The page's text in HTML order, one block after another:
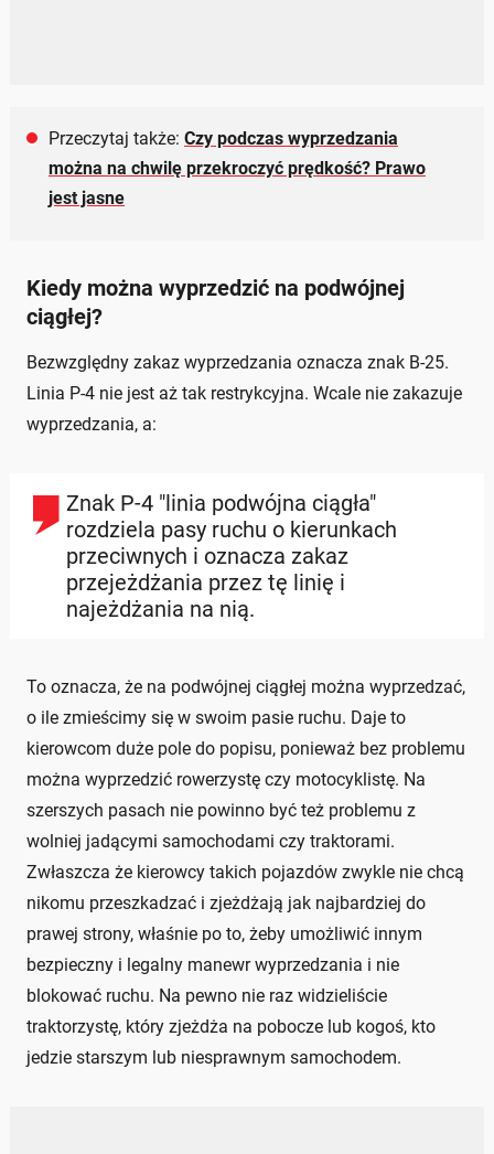
Przeczytaj także: Czy podczas wyprzedzania
można na chwilę przekroczyć prędkość? Prawo
jest jasne
Kiedy można wyprzedzić na podwójnej
ciągłej?
Bezwzględny zakaz wyprzedzania oznacza znak B-25.
Linia P-4 nie jest aż tak restrykcyjna. Wcale nie zakazuje
wyprzedzania, a:
Znak P-4 "linia podwójna ciągła"
rozdziela pasy ruchu o kierunkach
przeciwnych i oznacza zakaz
przejeżdżania przez tę linię i
najeżdżania na nią.
To oznacza, że na podwójnej ciągłej można wyprzedzać,
o ile zmieścimy się w swoim pasie ruchu. Daje to
kierowcom duże pole do popisu, ponieważ bez problemu
można wyprzedzić rowerzystę czy motocyklistę. Na
szerszych pasach nie powinno być też problemu z
wolniej jadącymi samochodami czy traktorami.
Zwłaszcza że kierowcy takich pojazdów zwykle nie chcą
nikomu przeszkadzać i zjeżdżają jak najbardziej do
prawej strony, właśnie po to, żeby umożliwić innym
bezpieczny i legalny manewr wyprzedzania i nie
blokować ruchu. Na pewno nie raz widzieliście
traktorzystę, który zjeżdża na pobocze lub kogoś, kto
jedzie starszym lub niesprawnym samochodem.